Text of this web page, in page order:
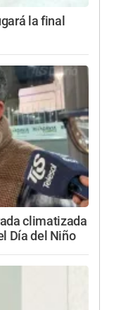
la final
climatizada
Día del Niño